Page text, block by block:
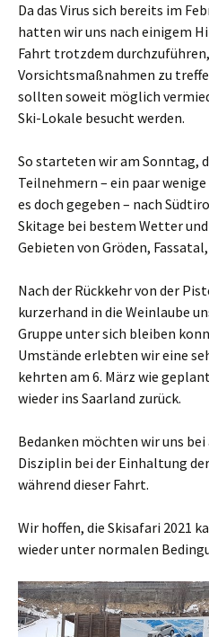
Da das Virus sich bereits im
hatten wir uns nach einigem
Fahrt trotzdem
Vorsichtsmaßnahmen zu
sollten soweit möglich
Ski-Lokale besucht werden.
So starteten wir am Sonntag,
Teilnehmern – ein paar
es doch gegeben – nach
Skitage bei bestem Wetter
Gebieten von Gröden,
Nach der Rückkehr von der
kurzerhand in die Weinlaube
Gruppe unter sich bleiben
Umstände erlebten wir eine
kehrten am 6. März wie
wieder ins Saarland zurück.
Bedanken möchten wir uns
Disziplin bei der Einhaltung
während dieser Fahrt.
Wir hoffen, die Skisafari 2021
wieder unter normalen